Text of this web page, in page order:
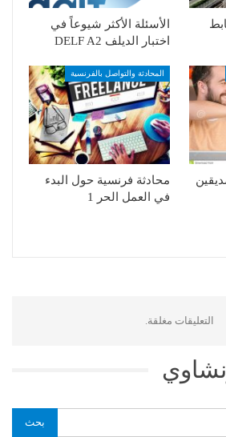
الأسئلة الأكثر شيوعاً في
اختبار الديلف DELF A2
المحادثة والتواصل بالفرنسية
محادثة فرنسية حول البدء
في العمل الحر 1
التعليقات مغلقة.